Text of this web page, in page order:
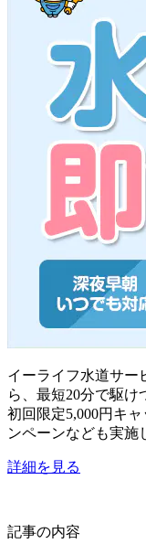
イーライフ水道サー
ら、最短20分で駆け
初回限定5,000円キ
ンペーンなども実施
詳細を見る
記事の内容